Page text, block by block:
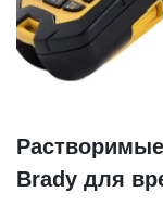
Brady для